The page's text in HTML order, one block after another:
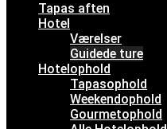
Tapas aften
Hotel
Værelser
Guidede ture
Hotelophold
Tapasophold
Weekendophold
Gourmetophold